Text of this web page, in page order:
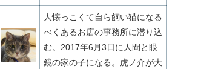
人懐っこくて自ら飼い猫になる
べくあるお店の事務所に潜り込
む。2017年6月3日に人間と眼
鏡の家の子になる。虎ノ介が大